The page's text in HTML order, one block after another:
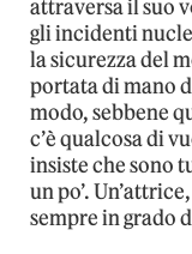
attraversa il suo
gli incidenti
la sicurezza del
portata di mano
modo, sebbene
c’è qualcosa di
insiste che sono
un po’.
sempre in grado